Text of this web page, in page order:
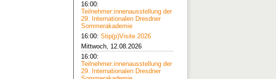
16:00:
Teilnehmer:innenausstellung der
29. Internationalen Dresdner
Sommerakademie
16:00: Stip(p)Visite 2026
Mittwoch, 12.08.2026
16:00:
Teilnehmer:innenausstellung der
29. Internationalen Dresdner